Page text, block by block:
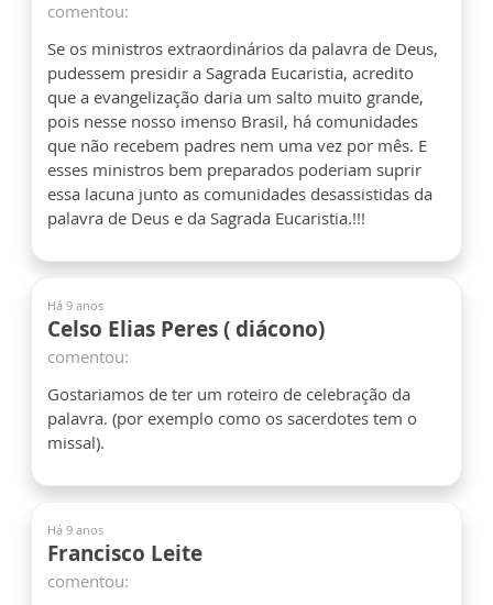
comentou:
Se os ministros extraordinários da palavra de Deus,
pudessem presidir a Sagrada Eucaristia, acredito
que a evangelização daria um salto muito grande,
pois nesse nosso imenso Brasil, há comunidades
que não recebem padres nem uma vez por mês. E
esses ministros bem preparados poderiam suprir
essa lacuna junto as comunidades desassistidas da
palavra de Deus e da Sagrada Eucaristia.!!!
Há 9 anos
Celso Elias Peres ( diácono)
comentou:
Gostariamos de ter um roteiro de celebração da
palavra. (por exemplo como os sacerdotes tem o
missal).
Há 9 anos
Francisco Leite
comentou: